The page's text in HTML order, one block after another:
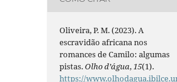
Oliveira, P. M. (2023). A
escravidão africana nos
romances de Camilo: algumas
pistas.Olho d’água,15(1).
https://